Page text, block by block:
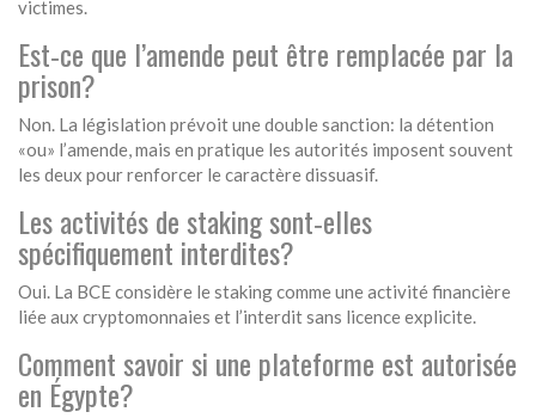
victimes.
Est‑ce que l’amende peut être remplacée par la
prison?
Non. La législation prévoit une double sanction: la détention
«ou» l’amende, mais en pratique les autorités imposent souvent
les deux pour renforcer le caractère dissuasif.
Les activités de staking sont‑elles
spécifiquement interdites?
Oui. La BCE considère le staking comme une activité financière
liée aux cryptomonnaies et l’interdit sans licence explicite.
Comment savoir si une plateforme est autorisée
en Égypte?